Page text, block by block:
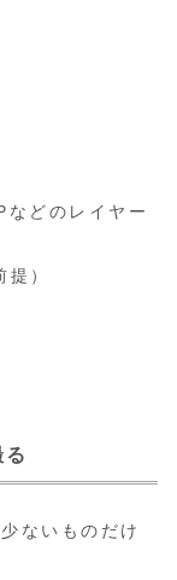
どのレイヤー
）
ないものだけ